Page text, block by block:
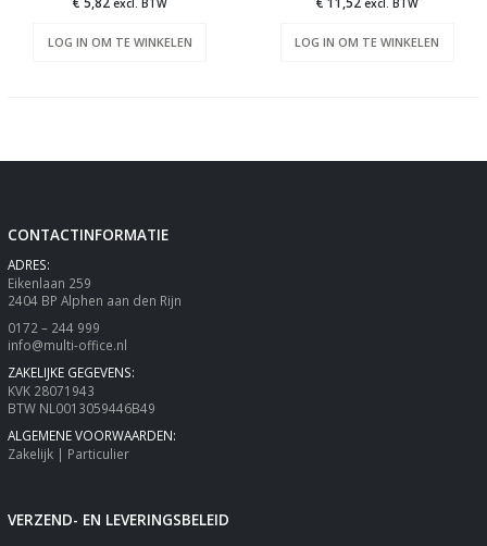
LOG IN OM TE WINKELEN LOG IN OM TE WINKELEN
CONTACTINFORMATIE
ADRES:
Eikenlaan 259
2404 BP Alphen aan den Rijn
0172 – 244 999
info@multi-office.nl
ZAKELIJKE GEGEVENS:
KVK 28071943
BTW NL0013059446B49
ALGEMENE VOORWAARDEN:
Zakelijk| Particulier
VERZEND- EN LEVERINGSBELEID